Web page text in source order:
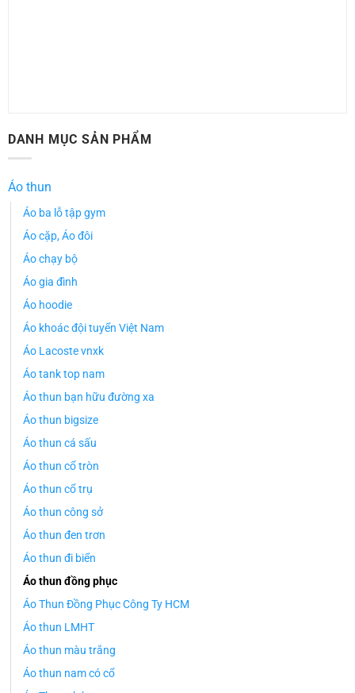
DANH MỤC SẢN PHẨM
Áo thun
Áo ba lỗ tập gym
Áo cặp, Áo đôi
Áo chạy bộ
Áo gia đình
Áo hoodie
Áo khoác đội tuyển Việt Nam
Áo Lacoste vnxk
Áo tank top nam
Áo thun bạn hữu đường xa
Áo thun bigsize
Áo thun cá sấu
Áo thun cổ tròn
Áo thun cổ trụ
Áo thun công sở
Áo thun đen trơn
Áo thun đi biển
Áo thun đồng phục
Áo Thun Đồng Phục Công Ty HCM
Áo thun LMHT
Áo thun màu trắng
Áo thun nam có cổ